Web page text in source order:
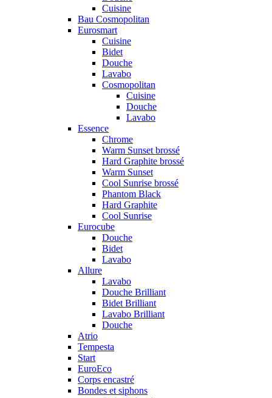
Cuisine
Bau Cosmopolitan
Eurosmart
Cuisine
Bidet
Douche
Lavabo
Cosmopolitan
Cuisine
Douche
Lavabo
Essence
Chrome
Warm Sunset brossé
Hard Graphite brossé
Warm Sunset
Cool Sunrise brossé
Phantom Black
Hard Graphite
Cool Sunrise
Eurocube
Douche
Bidet
Lavabo
Allure
Lavabo
Douche Brilliant
Bidet Brilliant
Lavabo Brilliant
Douche
Atrio
Tempesta
Start
EuroEco
Corps encastré
Bondes et siphons